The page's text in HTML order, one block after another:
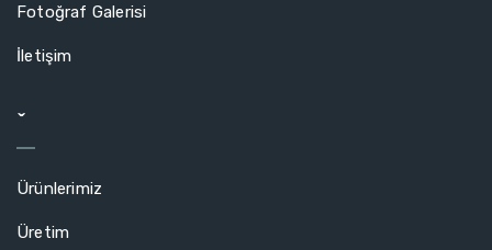
Fotoğraf Galerisi
İletişim
ˇ
Ürünlerimiz
Üretim